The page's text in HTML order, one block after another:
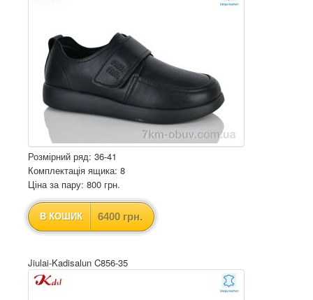
Розмірний ряд: 36-41
Комплектація ящика: 8
Ціна за пару: 800 грн.
В КОШИК 6400 грн.
Jiulai-Kadisalun C856-35